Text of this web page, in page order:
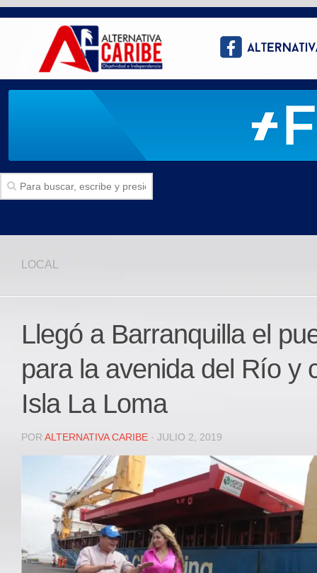
Politica
Deportes
JUDICIAL
REGIONAL
DEPARTAMENTAL
Internacional
Contactenos
facebook
Twitter
LOCAL
Llegó a Barranquilla el
para la avenida del Río y
Isla La Loma
POR ALTERNATIVA CARIBE · JULIO 2, 2019